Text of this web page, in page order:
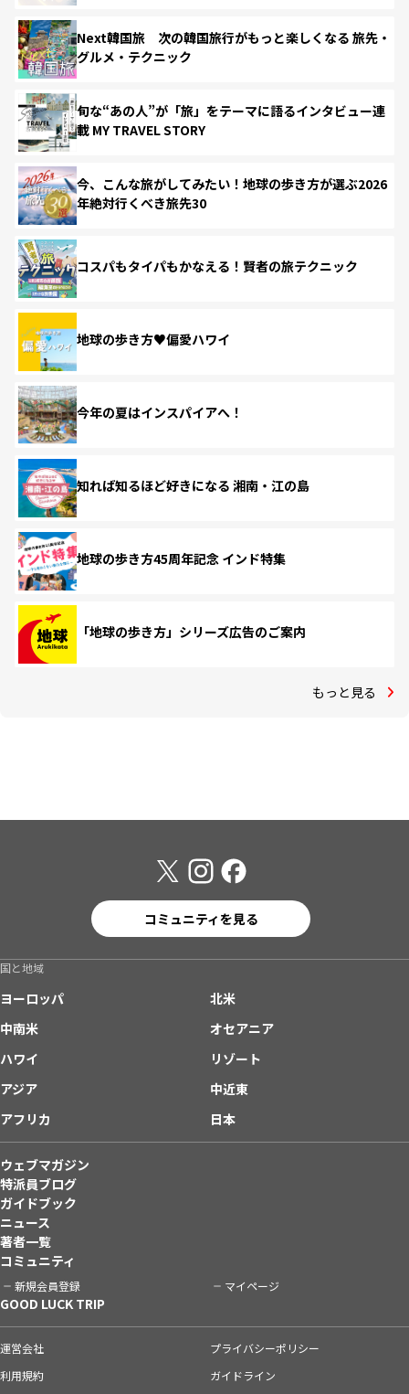
Next韓国旅 次の韓国旅行がもっと楽しくなる 旅先・
グルメ・テクニック
旬な“あの人”が「旅」をテーマに語るインタビュー連
載 MY TRAVEL STORY
今、こんな旅がしてみたい！地球の歩き方が選ぶ2026
年絶対行くべき旅先30
コスパもタイパもかなえる！賢者の旅テクニック
地球の歩き方♥偏愛ハワイ
今年の夏はインスパイアへ！
知れば知るほど好きになる 湘南・江の島
地球の歩き方45周年記念 インド特集
「地球の歩き方」シリーズ広告のご案内
もっと見る
コミュニティを見る
国と地域
ヨーロッパ
北米
中南米
オセアニア
ハワイ
リゾート
アジア
中近東
アフリカ
日本
ウェブマガジン
特派員ブログ
ガイドブック
ニュース
著者一覧
コミュニティ
新規会員登録 マイページ
GOOD LUCK TRIP
運営会社
プライバシーポリシー
利用規約
ガイドライン